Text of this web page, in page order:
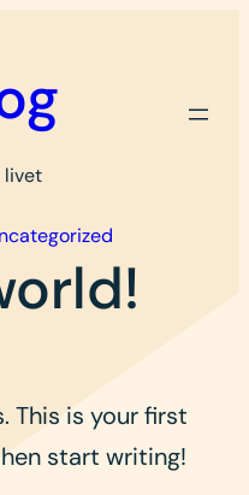
livet
This is your first
start writing!